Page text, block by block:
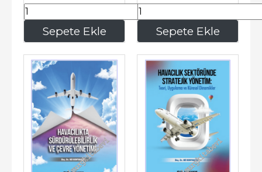
Sepete Ekle
720,00 Sepete Ekle
243,00